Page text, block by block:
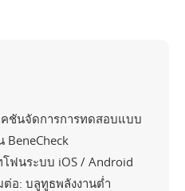
ชันจัดการการทดสอบแบบ
BeneCheck
ฟนระบบ iOS / Android
ต่อ: บลูทูธพลังงานต่ำ